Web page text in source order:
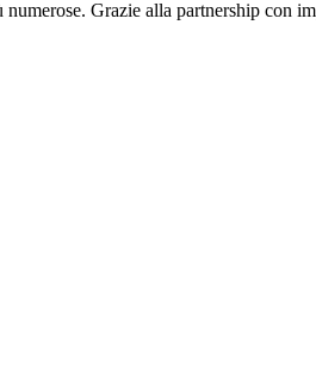
Grazie alla partnership con